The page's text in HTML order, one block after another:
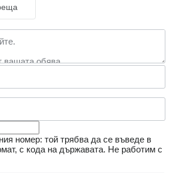
номер: той трябва да се въведе в
с кода на държавата. Не работим с